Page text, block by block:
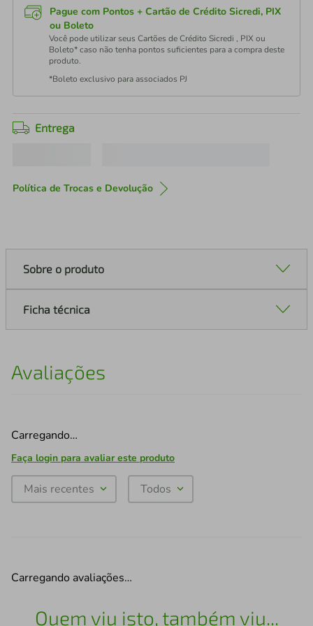
Pague com Pontos + Cartão de Crédito Sicredi, PIX
ou Boleto
Você pode utilizar seus Cartões de Crédito Sicredi , PIX ou
Boleto* caso não tenha pontos suficientes para a compra deste
produto.
*Boleto exclusivo para associados PJ
Entrega
Política de Trocas e Devolução
Sobre o produto
Ficha técnica
Avaliações
Carregando…
Faça login para avaliar este produto
Mais recentes Todos
Carregando avaliações…
Quem viu isto, também viu...